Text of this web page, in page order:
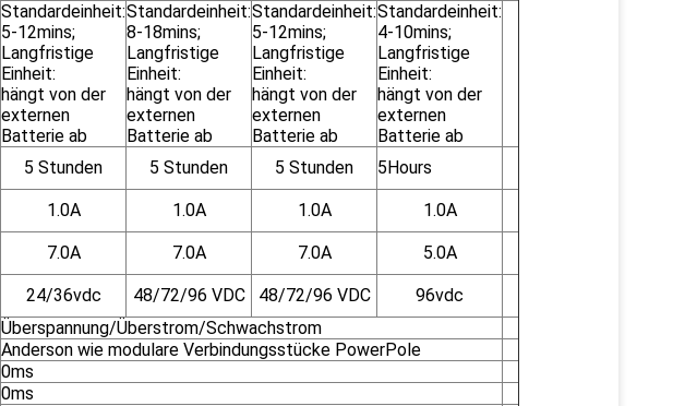
Standardeinheit:
5-12mins;
Langfristige
Einheit:
hängt von der
externen
Batterie ab
Standardeinheit:
8-18mins;
Langfristige
Einheit:
hängt von der
externen
Batterie ab
Standardeinheit:
5-12mins;
Langfristige
Einheit:
hängt von der
externen
Batterie ab
Standardeinheit:
4-10mins;
Langfristige
Einheit:
hängt von der
externen
Batterie ab
5 Stunden 5 Stunden 5 Stunden
5Hours
1.0A 1.0A 1.0A
1.0A
7.0A 7.0A 7.0A
5.0A
24/36vdc 48/72/96 VDC 48/72/96 VDC
96vdc
Überspannung/Überstrom/Schwachstrom
Anderson wie modulare Verbindungsstücke PowerPole
0ms
0ms